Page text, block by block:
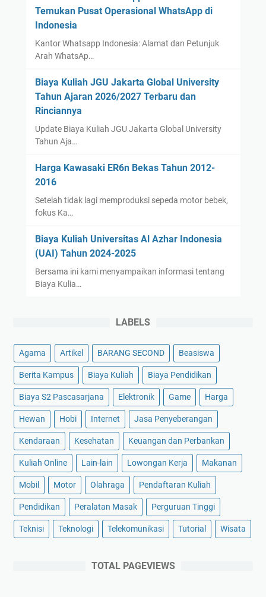
Temukan Pusat Operasional WhatsApp di
Indonesia
Kantor Whatsapp Indonesia: Alamat dan Petunjuk
Arah WhatsAp…
Biaya Kuliah JGU Jakarta Global University
Tahun Ajaran 2026/2027 Terbaru dan
Rinciannya
Update Biaya Kuliah JGU Jakarta Global University
Tahun Aja…
Harga Kawasaki ER6n Bekas Tahun 2012-
2016
Setelah tidak lagi memproduksi sepeda motor bebek,
fokus Ka…
Biaya Kuliah Universitas Al Azhar Indonesia
(UAI) Tahun 2024-2025
Bersama ini kami menyampaikan informasi tentang
Biaya Kulia…
LABELS
Agama Artikel BARANG SECOND Beasiswa
Berita Kampus Biaya Kuliah Biaya Pendidikan
Biaya S2 Pascasarjana Elektronik Game Harga
Hewan Hobi Internet Jasa Penyeberangan
Kendaraan Kesehatan Keuangan dan Perbankan
Kuliah Online Lain-lain Lowongan Kerja Makanan
Mobil Motor Olahraga Pendaftaran Kuliah
Pendidikan Peralatan Masak Perguruan Tinggi
Teknisi Teknologi Telekomunikasi Tutorial Wisata
TOTAL PAGEVIEWS